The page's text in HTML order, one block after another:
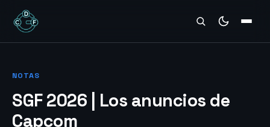
REVIEWS
NOTAS
SGF 2026 | Los anuncios de
Capcom